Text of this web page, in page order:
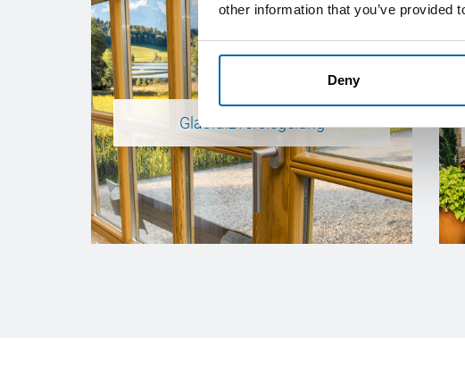
other information that you’ve provided
Deny
Glasfalzversiegelung